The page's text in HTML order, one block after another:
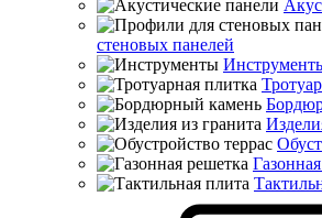
стеновых панелей